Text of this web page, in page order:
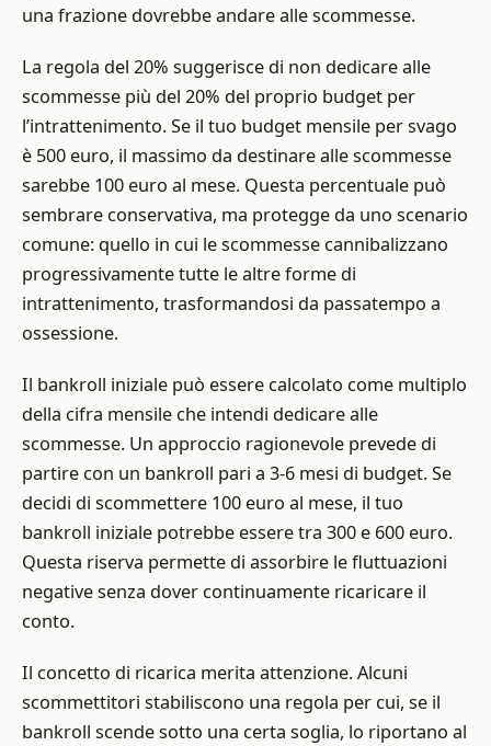
una frazione dovrebbe andare alle scommesse.
La regola del 20% suggerisce di non dedicare alle
scommesse più del 20% del proprio budget per
l’intrattenimento. Se il tuo budget mensile per svago
è 500 euro, il massimo da destinare alle scommesse
sarebbe 100 euro al mese. Questa percentuale può
sembrare conservativa, ma protegge da uno scenario
comune: quello in cui le scommesse cannibalizzano
progressivamente tutte le altre forme di
intrattenimento, trasformandosi da passatempo a
ossessione.
Il bankroll iniziale può essere calcolato come multiplo
della cifra mensile che intendi dedicare alle
scommesse. Un approccio ragionevole prevede di
partire con un bankroll pari a 3-6 mesi di budget. Se
decidi di scommettere 100 euro al mese, il tuo
bankroll iniziale potrebbe essere tra 300 e 600 euro.
Questa riserva permette di assorbire le fluttuazioni
negative senza dover continuamente ricaricare il
conto.
Il concetto di ricarica merita attenzione. Alcuni
scommettitori stabiliscono una regola per cui, se il
bankroll scende sotto una certa soglia, lo riportano al